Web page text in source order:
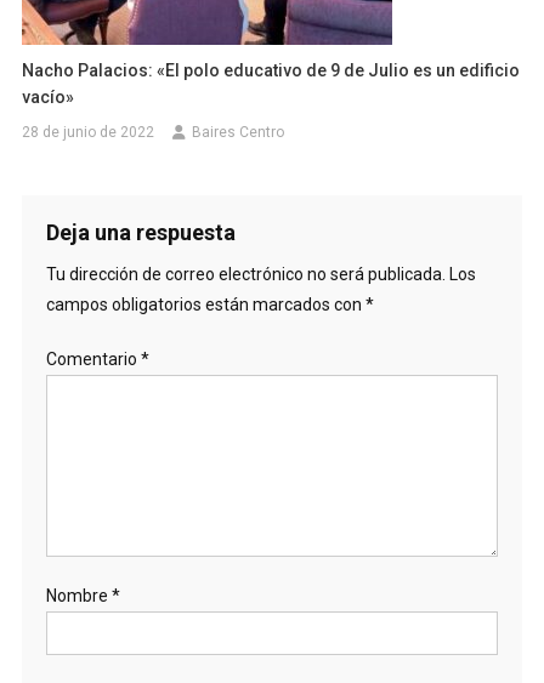
Nacho Palacios: «El polo educativo de 9 de Julio es un edificio
vacío»
28 de junio de 2022 Baires Centro
Deja una respuesta
Tu dirección de correo electrónico no será publicada. Los
campos obligatorios están marcados con *
Comentario *
Nombre *